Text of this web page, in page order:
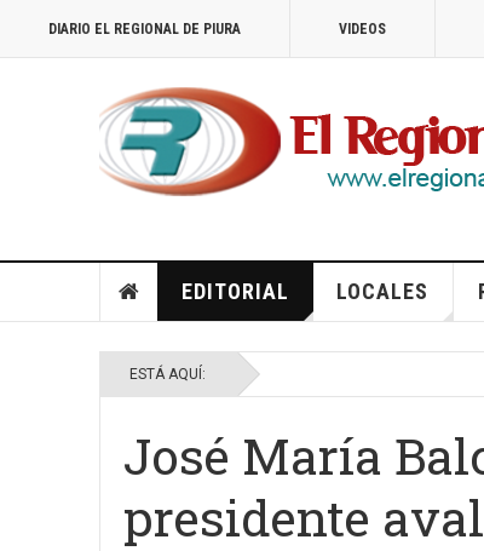
DIARIO EL REGIONAL DE PIURA VIDEOS
EDITORIAL LOCALES
ESTÁ AQUÍ:
José María
presidente